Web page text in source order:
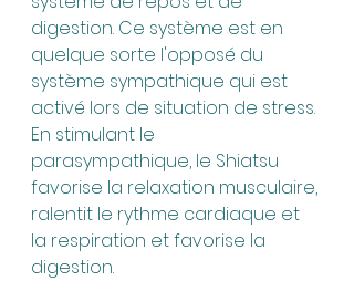
digestion. Ce système est en
quelque sorte l'opposé du
système sympathique qui est
activé lors de situation de stress.
En stimulant le
parasympathique, le Shiatsu
favorise la relaxation musculaire,
ralentit le rythme cardiaque et
la respiration et favorise la
digestion.